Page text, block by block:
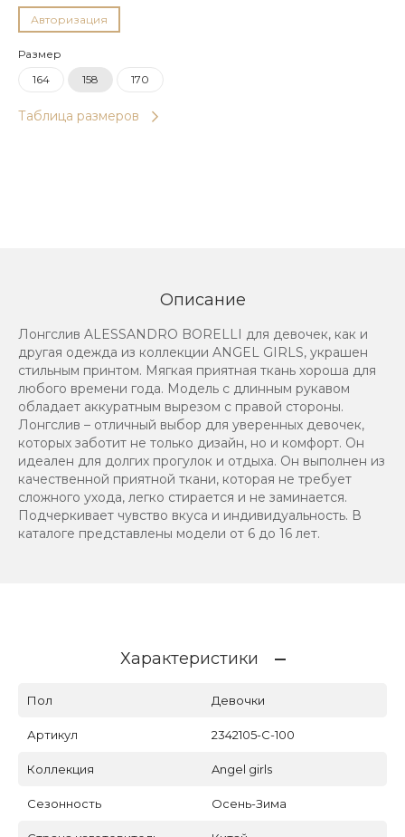
Авторизация
Размер
164
158 170
Таблица размеров
Описание
Лонгслив ALESSANDRO BORELLI для девочек, как и
другая одежда из коллекции ANGEL GIRLS, украшен
стильным принтом. Мягкая приятная ткань хороша для
любого времени года. Модель с длинным рукавом
обладает аккуратным вырезом с правой стороны.
Лонгслив – отличный выбор для уверенных девочек,
которых заботит не только дизайн, но и комфорт. Он
идеален для долгих прогулок и отдыха. Он выполнен из
качественной приятной ткани, которая не требует
сложного ухода, легко стирается и не заминается.
Подчеркивает чувство вкуса и индивидуальность. В
каталоге представлены модели от 6 до 16 лет.
Характеристики
Пол Девочки
Артикул 2342105-C-100
Коллекция Angel girls
Сезонность Осень-Зима